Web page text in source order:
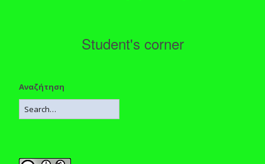
Student's corner
Αναζήτηση